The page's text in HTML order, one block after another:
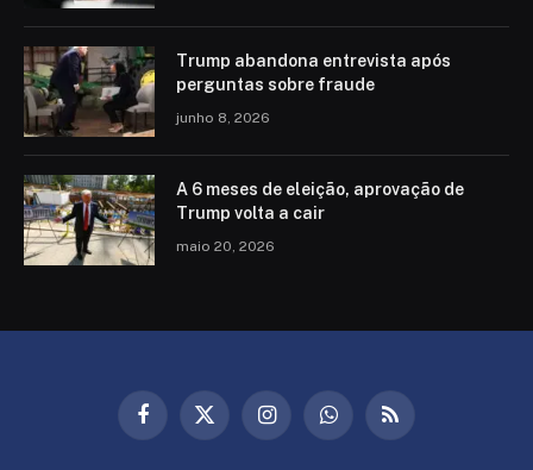
Trump abandona entrevista após
perguntas sobre fraude
junho 8, 2026
A 6 meses de eleição, aprovação de
Trump volta a cair
maio 20, 2026
Facebook
X
InstagramWhatsAppRSS